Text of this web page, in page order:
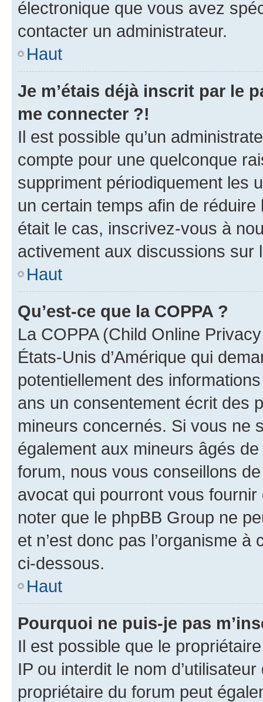
électronique que vous avez
contacter un administrateur.
Haut
Je m’étais déjà inscrit par le
me connecter ?!
Il est possible qu’un
compte pour une quelconque
suppriment périodiquement les
un certain temps afin de
était le cas, inscrivez-vous à
activement aux discussions sur
Haut
Qu’est-ce que la COPPA ?
La COPPA (Child Online
États-Unis d’Amérique qui
potentiellement des
ans un consentement écrit des
mineurs concernés. Si vous ne
également aux mineurs âgés
forum, nous vous conseillons
avocat qui pourront vous
noter que le phpBB Group ne
et n’est donc pas l’organisme
ci-dessous.
Haut
Pourquoi ne puis-je pas
Il est possible que le
IP ou interdit le nom
propriétaire du forum peut